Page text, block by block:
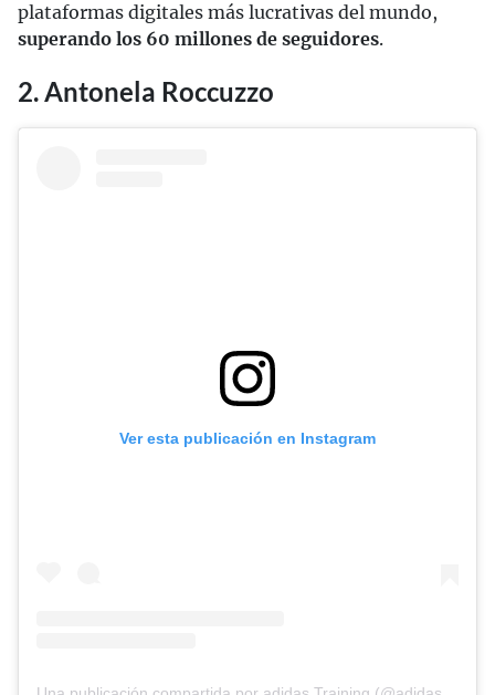
plataformas digitales más lucrativas del mundo,
superando los 60 millones de seguidores.
2. Antonela Roccuzzo
Ver esta publicación en Instagram